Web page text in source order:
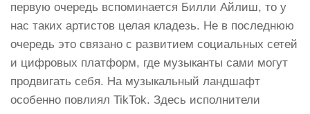
первую очередь вспоминается Билли Айлиш, то у
нас таких артистов целая кладезь. Не в последнюю
очередь это связано с развитием социальных сетей
и цифровых платформ, где музыканты сами могут
продвигать себя. На музыкальный ландшафт
особенно повлиял TikTok. Здесь исполнители